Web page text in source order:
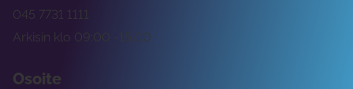
Arkisin klo 09:00 -15:00
045 7731 1111
Osoite